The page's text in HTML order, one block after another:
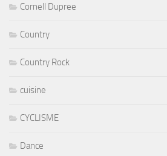
Cornell Dupree
Country
Country Rock
cuisine
CYCLISME
Dance